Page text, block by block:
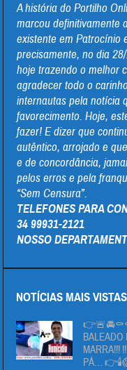
A história do Portilho
marcou definitivamente
existente em Patrocínio
precisamente, no dia
hoje trazendo o melhor
agradecer todo o
internautas pela notícia
favorecimento. Hoje,
fazer! E dizer que
autêntico, arrojado e
e de concordância,
pelos erros e pela
“Sem Censura”.
TELEFONES PARA
34 99931-2121
NOSSO
NOTÍCIAS MAIS VISTAS
BALEADO
PÁ…